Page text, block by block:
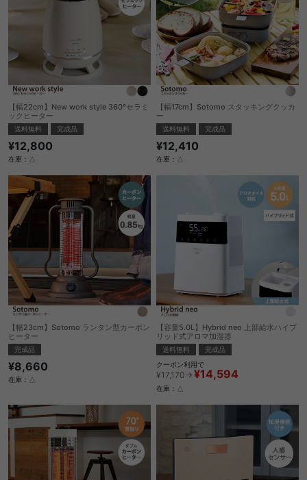
【幅22cm】New work style 360°セラミ
ックヒーター
送料無料 完成品
¥12,800
在庫：△
【幅17cm】Sotomo スタッキングクッカ
ー
送料無料 完成品
¥12,410
在庫：△
【幅23cm】Sotomo ランタン型カーボン
ヒーター
完成品
¥8,660
在庫：△
【容量5.0L】Hybrid neo 上部給水ハイブ
リッド式アロマ加湿器
送料無料
完成品
クーポン利用で
¥17,170→ ¥14,594
在庫：△